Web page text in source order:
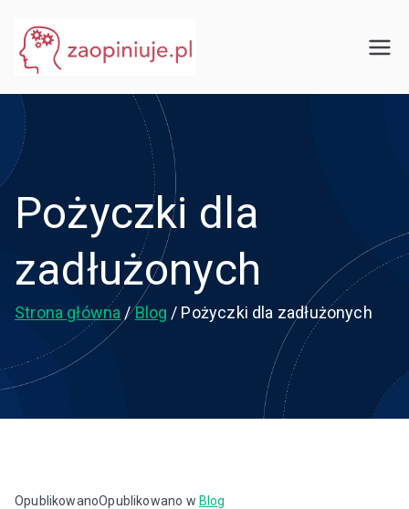
treści
Pożyczki dla
zadłużonych
Strona główna Blog Pożyczki dla zadłużonych
OpublikowanoOpublikowano w Blog